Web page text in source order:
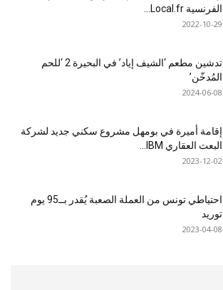
الفرنسية Local.fr...
2022-10-29
تدشين مطعم ‘الشيف إياد’ في البحيرة 2 ‘للحم
المُدخّن’
2024-06-08
إقامة أميرة في بومهل مشروع سكني جديد لشركة
البعث العقاري IBM...
2023-12-02
احتياطي تونس من العملة الصعبة يُقدر بــ95 يوم
توريد
2023-04-08